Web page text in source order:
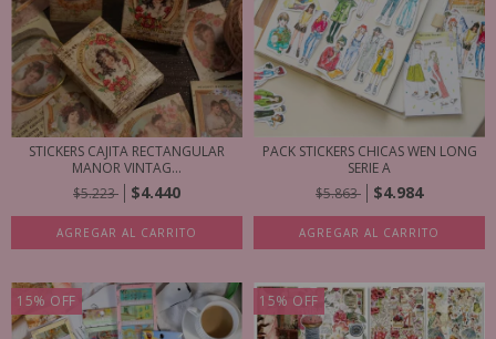
STICKERS CAJITA RECTANGULAR
MANOR VINTAG...
$5.223
$4.440
AGREGAR AL CARRITO
PACK STICKERS CHICAS WEN LONG
SERIE A
$5.863
$4.984
AGREGAR AL CARRITO
15% OFF 15% OFF